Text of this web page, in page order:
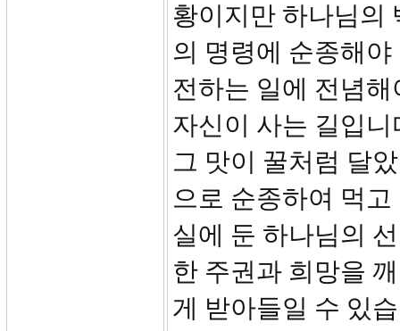
황이지만 하나님의
의 명령에 순종해
전하는 일에 전념
자신이 사는 길입
그 맛이 꿀처럼 달
으로 순종하여 먹
실에 둔 하나님의
한 주권과 희망을
게 받아들일 수 있